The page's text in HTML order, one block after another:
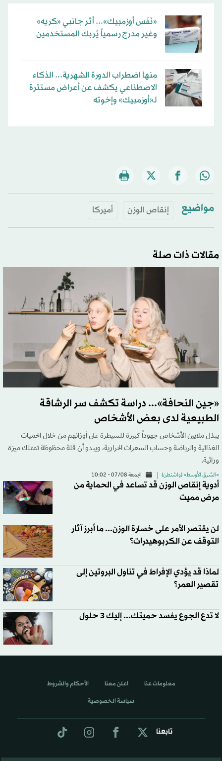
«نَفَس أوزمبيك»... أثر جانبي «كريه»
وغير مدرج رسمياً يُربك المستخدمين
منها اضطراب الدورة الشهرية... الذكاء
الاصطناعي يكشف عن أعراض مستترة
لـ«أوزمبيك» وإخوته
مواضيع إنقاص الوزن أميركا
مقالات ذات صلة
«جين النحافة»... دراسة تكشف سر الرشاقة
الطبيعية لدى بعض الأشخاص
يبذل ملايين الأشخاص جهوداً كبيرة للسيطرة على أوزانهم من خلال الحميات
الغذائية والرياضة وحساب السعرات الحرارية، ويبدو أن قلة محظوظة تمتلك ميزة
وراثية.
«الشرق الأوسط» (واشنطن) الجمعة 07/08 - 10:02
أدوية إنقاص الوزن قد تساعد في الحماية من
مرض مميت
لن يقتصر الأمر على خسارة الوزن... ما أبرز آثار
التوقف عن الكربوهيدرات؟
لماذا قد يؤدي الإفراط في تناول البروتين إلى
تقصير العمر؟
لا تدع الجوع يفسد حميتك... إليك 3 حلول
تابعنا
معلومات عنا اعلن معنا الأحكام والشروط
سياسة الخصوصية